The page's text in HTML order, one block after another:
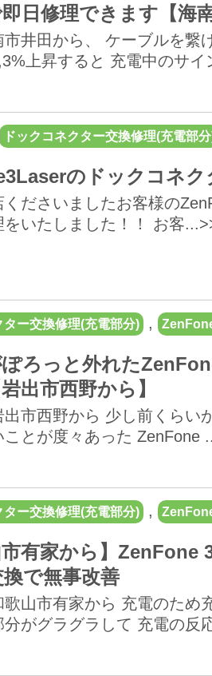
日修理できます【海
井田から、 ケーブルを繋
上昇すると 充電中のサイ
ドックコネクター交換修理(充電部
のドックコネク
ださいましたお客様の
をいたしました！！ お客
ター交換修理(充電部分) ,
ろっと外れた
出市西野から】
市西野から 少し前くらい
ことが度々あった ZenFone
ター交換修理(充電部分) ,
市有家から】
換で無事改善
山市有家から 充電のため
分がグラグラして 充電の反